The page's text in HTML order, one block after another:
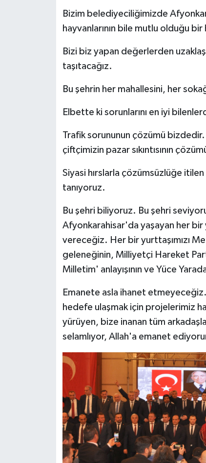
Bizim belediyeciliğimizde
hayvanlarının bile mutlu olduğu
Bizi biz yapan değerlerden
taşıtacağız.
Bu şehrin her mahallesini, her
Elbette ki sorunlarını en iyi
Trafik sorununun çözümü bizdedir.
çiftçimizin pazar sıkıntısının
Siyasi hırslarla çözümsüzlüğe
tanıyoruz.
Bu şehri biliyoruz. Bu şehri
Afyonkarahisar'da yaşayan her
vereceğiz. Her bir yurttaşımızı
geleneğinin, Milliyetçi Hareket
Milletim' anlayışının ve Yüce
Emanete asla ihanet
hedefe ulaşmak için projelerimiz
yürüyen, bize inanan tüm
selamlıyor, Allah'a emanet